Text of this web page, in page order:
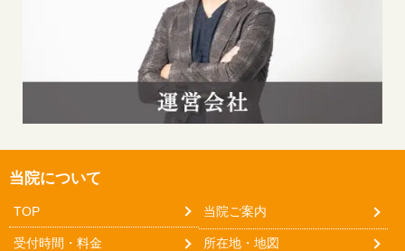
当院について
TOP 当院ご案内
受付時間・料金 所在地・地図